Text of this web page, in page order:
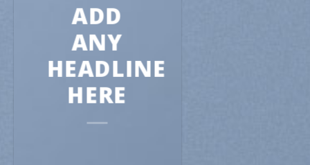
ADD
ANY
HEADLINE
HERE